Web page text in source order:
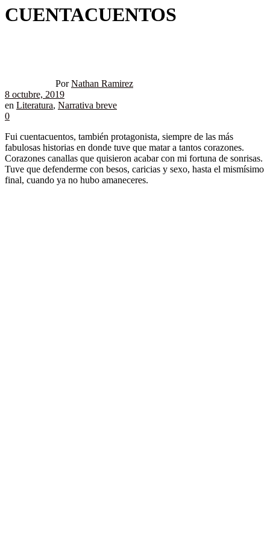
CUENTACUENTOS
Por Nathan Ramirez
8 octubre, 2019
en Literatura, Narrativa breve
0
Fui cuentacuentos, también protagonista, siempre de las más
fabulosas historias en donde tuve que matar a tantos corazones.
Corazones canallas que quisieron acabar con mi fortuna de sonrisas.
Tuve que defenderme con besos, caricias y sexo, hasta el mismísimo
final, cuando ya no hubo amaneceres.